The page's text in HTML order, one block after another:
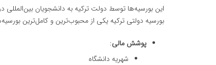
این بورسیه‌ها توسط دولت ترکیه به دانشجویان
بورسیه دولتی ترکیه یکی از محبوب‌ترین و کامل‌ترین
پوشش مالی:
شهریه دانشگاه